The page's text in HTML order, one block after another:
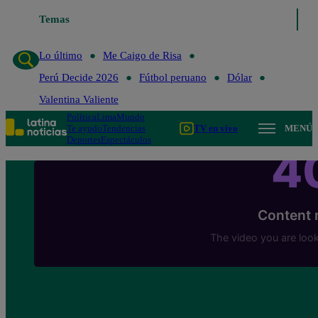
Temas
Lo último
Me Caigo de Risa
Perú Decide 2026
Fútbol peruano
Dólar
Valentina Valiente
PolíticaLimaMundo
Te ayudoTendencias
DeportesEspectáculos
TV en vivo MENÚ